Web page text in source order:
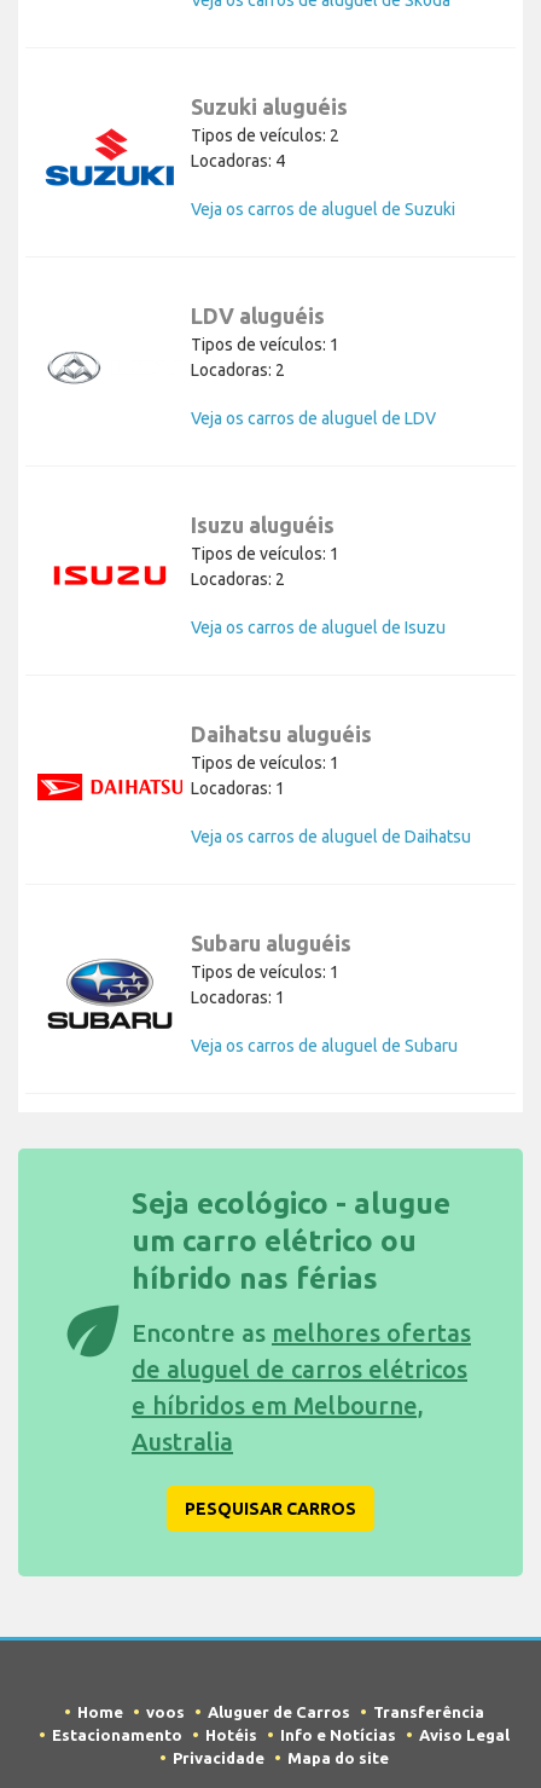
Suzuki aluguéis
Tipos de veículos: 2
Locadoras: 4
Veja os carros de aluguel de Suzuki
LDV aluguéis
Tipos de veículos: 1
Locadoras: 2
Veja os carros de aluguel de LDV
Isuzu aluguéis
Tipos de veículos: 1
Locadoras: 2
Veja os carros de aluguel de Isuzu
Daihatsu aluguéis
Tipos de veículos: 1
Locadoras: 1
Veja os carros de aluguel de Daihatsu
Subaru aluguéis
Tipos de veículos: 1
Locadoras: 1
Veja os carros de aluguel de Subaru
eco
Seja ecológico - alugue
um carro elétrico ou
híbrido nas férias
Encontre as melhores ofertas
de aluguel de carros elétricos
e híbridos em Melbourne,
Australia
PESQUISAR CARROS
Home voos Aluguer de Carros
Transferência
Estacionamento
Hotéis Info e Notícias
Aviso Legal
Privacidade
Mapa do site